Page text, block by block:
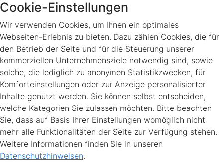
Cookie-Einstellungen
Wir verwenden Cookies, um Ihnen ein optimales
Webseiten-Erlebnis zu bieten. Dazu zählen Cookies, die für
den Betrieb der Seite und für die Steuerung unserer
kommerziellen Unternehmensziele notwendig sind, sowie
solche, die lediglich zu anonymen Statistikzwecken, für
Komforteinstellungen oder zur Anzeige personalisierter
Inhalte genutzt werden. Sie können selbst entscheiden,
welche Kategorien Sie zulassen möchten. Bitte beachten
Sie, dass auf Basis Ihrer Einstellungen womöglich nicht
mehr alle Funktionalitäten der Seite zur Verfügung stehen.
Weitere Informationen finden Sie in unseren
Datenschutzhinweisen.